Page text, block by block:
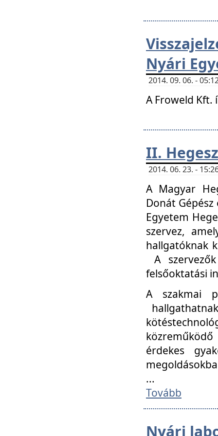
Nyári
2014. 09. 06. -
A Froweld
II.
2014. 06. 23. -
A Magyar
Donát
Egyetem
szervez,
hallgatóknak
A
felsőoktatási
A szakmai
érdekes
...
Tovább
Nyári